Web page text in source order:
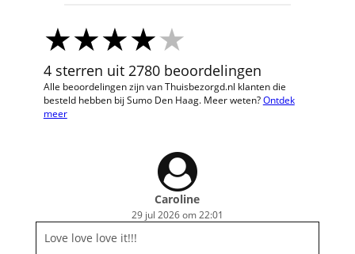
4 sterren uit 2780 beoordelingen
Alle beoordelingen zijn van Thuisbezorgd.nl klanten die
besteld hebben bij Sumo Den Haag. Meer weten?Ontdek
meer
Caroline
29 jul 2026 om 22:01
Love love love it!!!